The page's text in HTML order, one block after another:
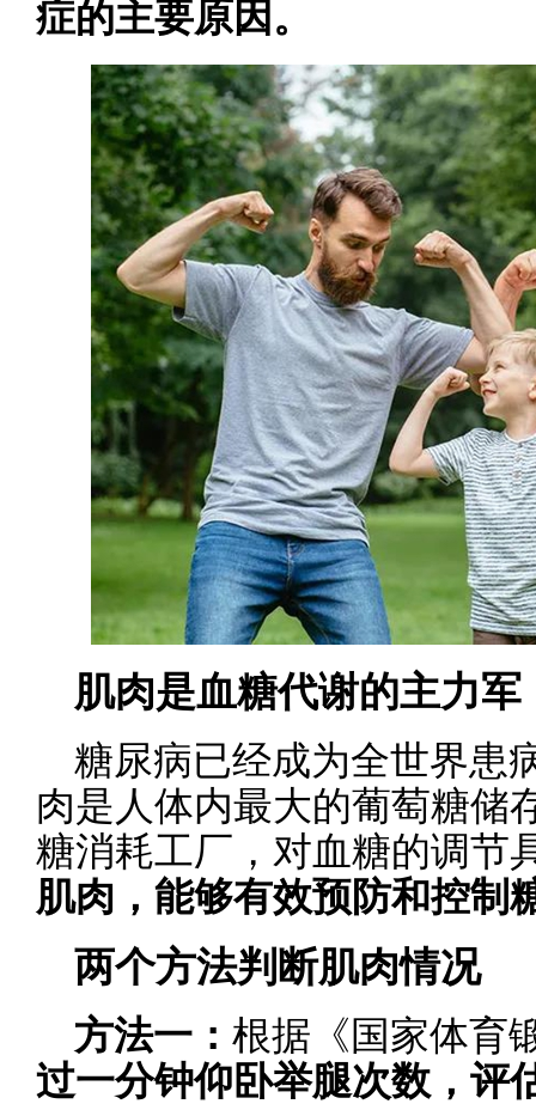
症的主要原因。
肌肉是血糖代谢的主力军
糖尿病已经成为全世界患
肉是人体内最大的葡萄糖储
糖消耗工厂，对血糖的调节
肌肉，能够有效预防和控制
两个方法判断肌肉情况
方法一： 根据《国家体育
过一分钟仰卧举腿次数，评